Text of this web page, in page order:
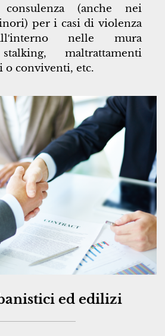
(anche nei
per i casi di violenza
nelle mura
maltrattamenti
conviventi, etc.
ed edilizi